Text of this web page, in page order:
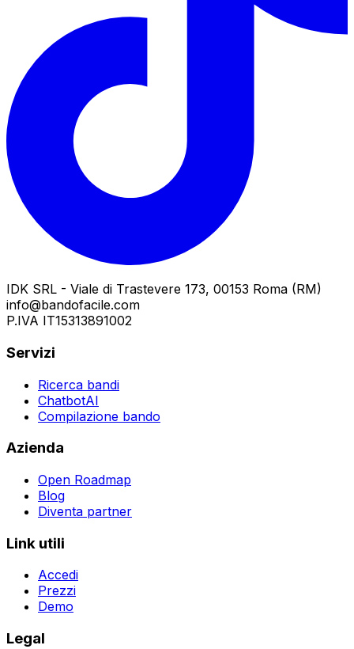
IDK SRL - Viale di Trastevere 173, 00153 Roma (RM)
info@bandofacile.com
P.IVA IT15313891002
Servizi
Ricerca bandi
ChatbotAI
Compilazione bando
Azienda
Open Roadmap
Blog
Diventa partner
Link utili
Accedi
Prezzi
Demo
Legal